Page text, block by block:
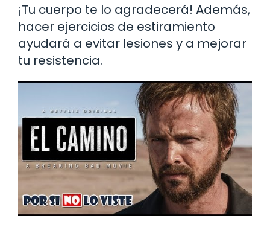
¡Tu cuerpo te lo agradecerá! Además,
hacer ejercicios de estiramiento
ayudará a evitar lesiones y a mejorar
tu resistencia.